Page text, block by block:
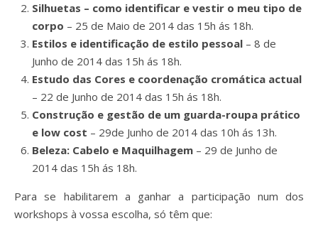
Silhuetas – como identificar e vestir o meu tipo de
corpo – 25 de Maio de 2014 das 15h ás 18h.
Estilos e identificação de estilo pessoal – 8 de
Junho de 2014 das 15h ás 18h.
Estudo das Cores e coordenação cromática actual
– 22 de Junho de 2014 das 15h ás 18h.
Construção e gestão de um guarda-roupa prático
e low cost – 29de Junho de 2014 das 10h ás 13h.
Beleza: Cabelo e Maquilhagem – 29 de Junho de
2014 das 15h ás 18h.
Para se habilitarem a ganhar a participação num dos
workshops à vossa escolha, só têm que: